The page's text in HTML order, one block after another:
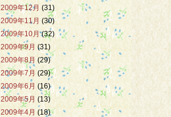
2009年12月 (31)
2009年11月 (30)
2009年10月(32)
2009年9月(31)
2009年8月(29)
2009年7月(29)
2009年6月(16)
2009年5月(13)
2009年4月(18)